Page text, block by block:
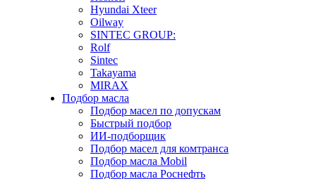
Hyundai Xteer
Oilway
SINTEC GROUP:
Rolf
Sintec
Takayama
MIRAX
Подбор масла
Подбор масел по допускам
Быстрый подбор
ИИ-подборщик
Подбор масел для комтранса
Подбор масла Mobil
Подбор масла Роснефть